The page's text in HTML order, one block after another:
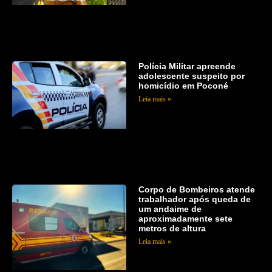
Polícia Militar apreende
adolescente suspeito por
homicídio em Poconé
Leia mais »
Corpo de Bombeiros atende
trabalhador após queda de
um andaime de
aproximadamente sete
metros de altura
Leia mais »